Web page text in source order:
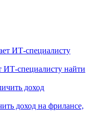
специалисту найти
доход на фрилансе,